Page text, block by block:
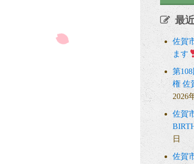
最
佐賀
ます
第
権 佐
2026
佐賀
日
佐賀